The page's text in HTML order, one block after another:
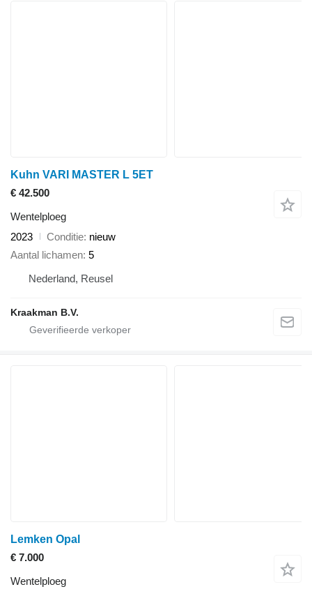
Kuhn VARI MASTER L 5ET
€ 42.500
Wentelploeg
2023
Conditie nieuw
Aantal lichamen 5
Nederland, Reusel
Kraakman B.V.
Lemken Opal
€ 7.000
Wentelploeg